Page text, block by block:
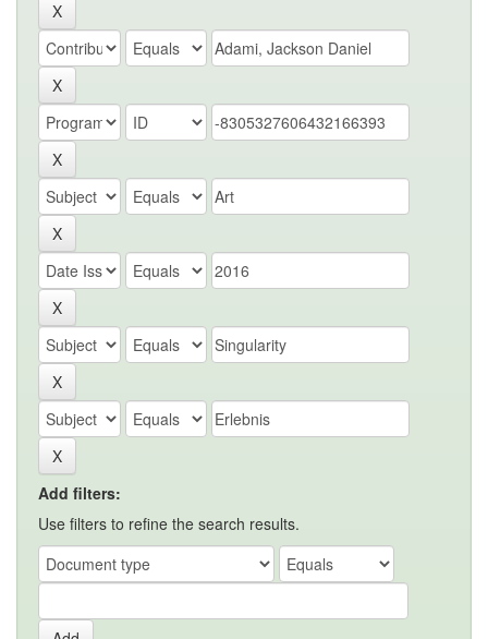
Add filters:
Use filters to refine the search results.